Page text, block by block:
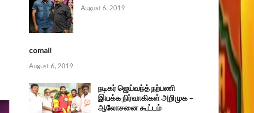
August 6, 2019
comali
August 6, 2019
நடிகர் ஜெய்வந்த் நற்பணி
இயக்க நிர்வாகிகள் அறிமுக –
ஆலோசனை கூட்டம்